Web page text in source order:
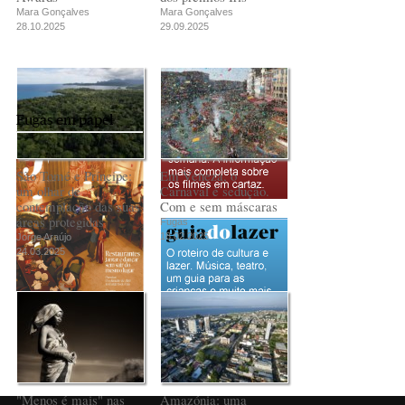
Mara Gonçalves
28.10.2025
Mara Gonçalves
29.09.2025
São Tomé e Príncipe:
um olhar de
contemplação das suas
áreas protegidas
Jorge Araújo
24.03.2025
Em Veneza, o
Carnaval é sedução.
Com e sem máscaras
Fugas
18.02.2025
"Menos é mais" nas
Amazónia: uma
Fugas em papel
PUB